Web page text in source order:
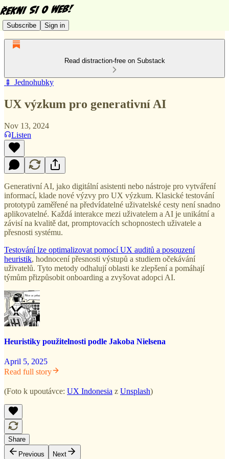
Subscribe Sign in
Read distraction-free on Substack
🍢 Jednohubky
UX výzkum pro generativní AI
Nov 13, 2024
Listen
Generativní AI, jako digitální asistenti nebo nástroje pro vytváření
informací, klade nové výzvy pro UX výzkum. Klasické testování
prototypů zaměřené na předvídatelné uživatelské cesty není snadno
aplikovatelné. Každá interakce mezi uživatelem a AI je unikátní a
závisí na kvalitě dat, promptovacích schopnostech uživatele a
přesnosti systému.
Testování lze optimalizovat pomocí UX auditů a posouzení
heuristik, hodnocení přesnosti výstupů a studiem očekávání
uživatelů. Tyto metody odhalují oblasti ke zlepšení a pomáhají
týmům přizpůsobit onboarding a zvyšovat adopci AI.
Heuristiky použitelnosti podle Jakoba Nielsena
April 5, 2025
Read full story
(Foto k upoutávce: UX Indonesia z Unsplash)
Share
Previous
Next